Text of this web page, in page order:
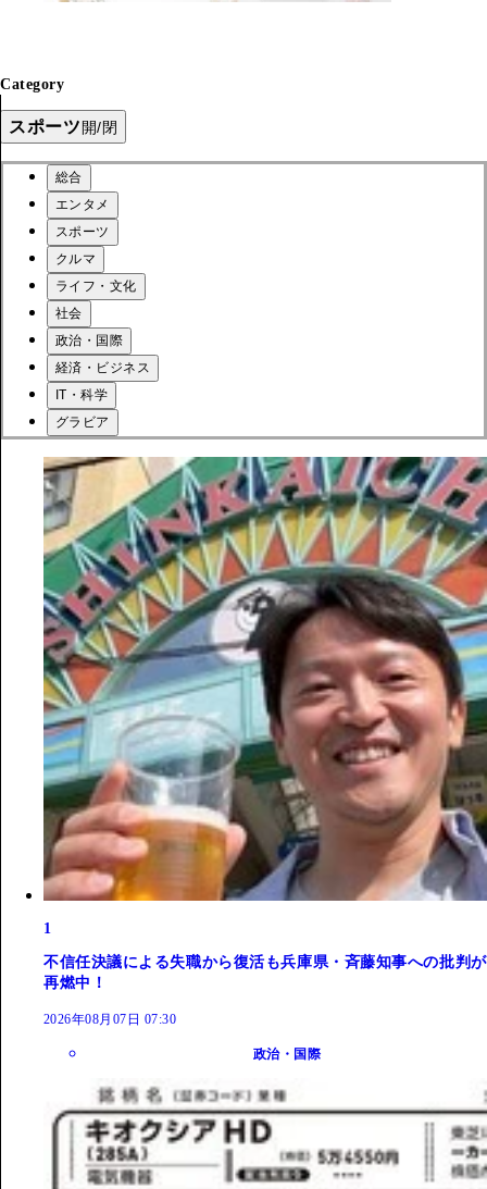
Category
スポーツ開/閉
総合
エンタメ
スポーツ
クルマ
ライフ・文化
社会
政治・国際
経済・ビジネス
IT・科学
グラビア
1
不信任決議による失職から復活も兵庫県・斉藤知事への批判が
再燃中！
2026年08月07日 07:30
政治・国際